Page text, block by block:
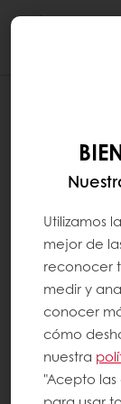
¿CUÁL
La
el pan de
que se
integral se
se tritura
de los
rico en
denso en
Utilizamos
mejor de
reconocer
medir y
conocer
cómo
nuestra
"Acepto